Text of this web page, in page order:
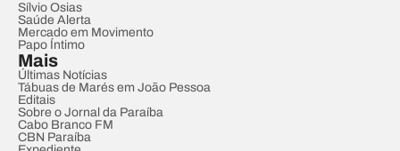
Sílvio Osias
Saúde Alerta
Mercado em Movimento
Papo Íntimo
Mais
Últimas Notícias
Tábuas de Marés em João Pessoa
Editais
Sobre o Jornal da Paraíba
Cabo Branco FM
CBN Paraíba